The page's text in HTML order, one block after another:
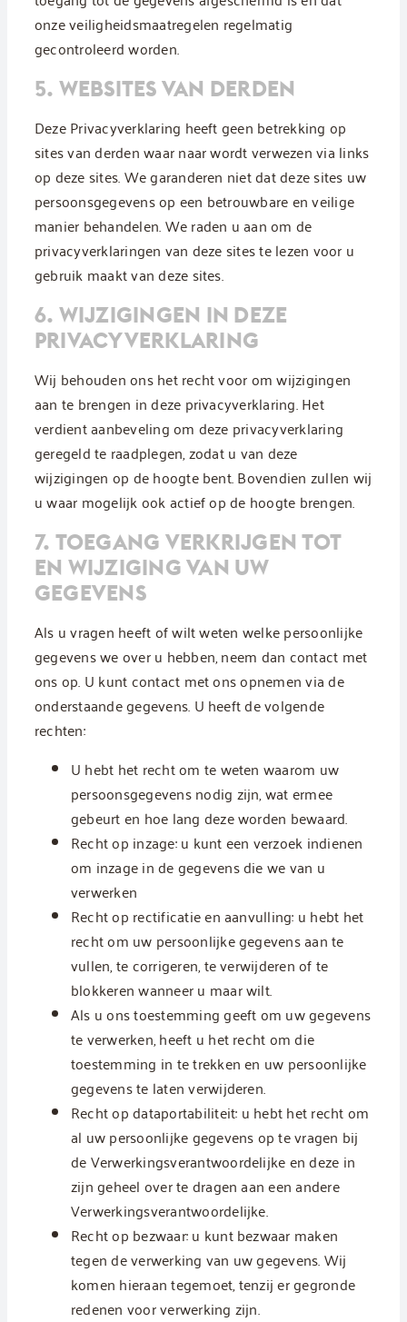
onze veiligheidsmaatregelen regelmatig
gecontroleerd worden.
5. WEBSITES VAN DERDEN
Deze Privacyverklaring heeft geen betrekking op
sites van derden waar naar wordt verwezen via links
op deze sites. We garanderen niet dat deze sites uw
persoonsgegevens op een betrouwbare en veilige
manier behandelen. We raden u aan om de
privacyverklaringen van deze sites te lezen voor u
gebruik maakt van deze sites.
6. WIJZIGINGEN IN DEZE
PRIVACYVERKLARING
Wij behouden ons het recht voor om wijzigingen
aan te brengen in deze privacyverklaring. Het
verdient aanbeveling om deze privacyverklaring
geregeld te raadplegen, zodat u van deze
wijzigingen op de hoogte bent. Bovendien zullen wij
u waar mogelijk ook actief op de hoogte brengen.
7. TOEGANG VERKRIJGEN TOT
EN WIJZIGING VAN UW
GEGEVENS
Als u vragen heeft of wilt weten welke persoonlijke
gegevens we over u hebben, neem dan contact met
ons op. U kunt contact met ons opnemen via de
onderstaande gegevens. U heeft de volgende
rechten:
U hebt het recht om te weten waarom uw
persoonsgegevens nodig zijn, wat ermee
gebeurt en hoe lang deze worden bewaard.
Recht op inzage: u kunt een verzoek indienen
om inzage in de gegevens die we van u
verwerken
Recht op rectificatie en aanvulling: u hebt het
recht om uw persoonlijke gegevens aan te
vullen, te corrigeren, te verwijderen of te
blokkeren wanneer u maar wilt.
Als u ons toestemming geeft om uw gegevens
te verwerken, heeft u het recht om die
toestemming in te trekken en uw persoonlijke
gegevens te laten verwijderen.
Recht op dataportabiliteit: u hebt het recht om
al uw persoonlijke gegevens op te vragen bij
de Verwerkingsverantwoordelijke en deze in
zijn geheel over te dragen aan een andere
Verwerkingsverantwoordelijke.
Recht op bezwaar: u kunt bezwaar maken
tegen de verwerking van uw gegevens. Wij
komen hieraan tegemoet, tenzij er gegronde
redenen voor verwerking zijn.